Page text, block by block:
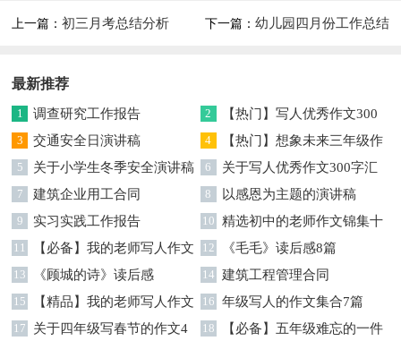
上一篇：初三月考总结分析 下一篇： 幼儿园四月份工作总结
最新推荐
1 调查研究工作报告 2
【热门】写人优秀作文300
字集合7篇
3 交通安全日演讲稿 4
【热门】想象未来三年级作
文汇编7篇
5 关于小学生冬季安全演讲稿 6
关于写人优秀作文300字汇
编六篇
7 建筑企业用工合同 8 以感恩为主题的演讲稿
9 实习实践工作报告 10 精选初中的老师作文锦集十
篇
11
【必备】我的老师写人作文
集合八篇
12 《毛毛》读后感8篇
13 《顾城的诗》读后感 14 建筑工程管理合同
15
【精品】我的老师写人作文
集合5篇
16 年级写人的作文集合7篇
17
关于四年级写春节的作文4
18
【必备】五年级难忘的一件